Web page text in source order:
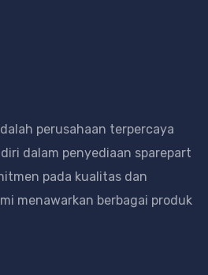
perusahaan terpercaya
dalam penyediaan sparepart
pada kualitas dan
menawarkan berbagai produk